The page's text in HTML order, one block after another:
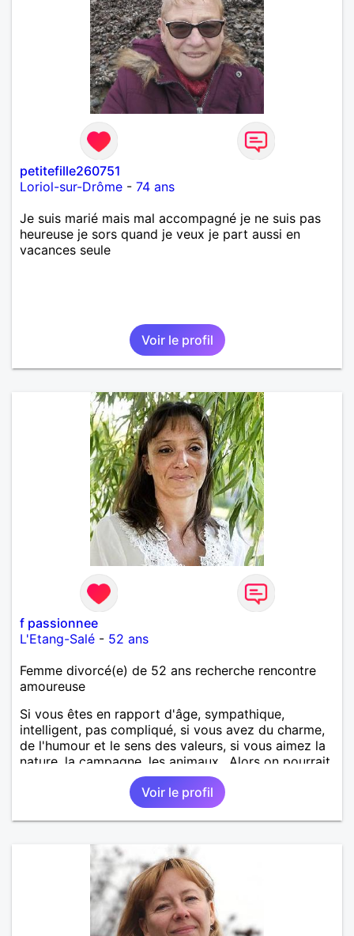
petitefille260751
Loriol-sur-Drôme - 74 ans
Je suis marié mais mal accompagné je ne suis pas
heureuse je sors quand je veux je part aussi en
vacances seule
Voir le profil
f passionnee
L'Etang-Salé - 52 ans
Femme divorcé(e) de 52 ans recherche rencontre
amoureuse
Si vous êtes en rapport d'âge, sympathique,
intelligent, pas compliqué, si vous avez du charme,
de l'humour et le sens des valeurs, si vous aimez la
nature, la campagne, les animaux.. Alors on pourrait
s'entendre, du coup n'hésitez pas à me contacter.
Voir le profil